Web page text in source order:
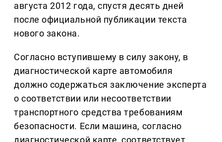
августа 2012 года, спустя десять дней
после официальной публикации текста
нового закона.
Согласно вступившему в силу закону, в
диагностической карте автомобиля
должно содержаться заключение эксперта
о соответствии или несоответствии
транспортного средства требованиям
безопасности. Если машина, согласно
диагностической карте, соответствует